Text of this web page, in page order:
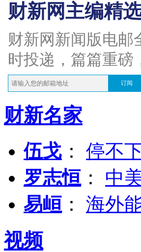
财新网主编精
财新网新闻版电邮
时投递，篇篇重磅
订阅
财新名家
伍戈 ： 停不
罗志恒 ： 中
易峘 ： 海外
视频